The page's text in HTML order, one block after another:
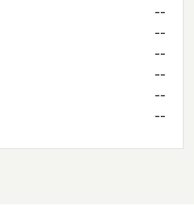
--
--
--
--
--
--